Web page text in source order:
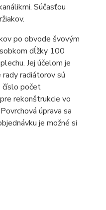
Súčasťou
po obvode švovým
dĺžky 100
Jej účelom je
radiátorov sú
číslo počet
rekonštrukcie vo
úprava sa
je možné si